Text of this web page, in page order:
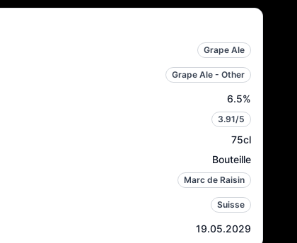
Grape Ale
Grape Ale - Other
6.5%
3.91/5
75cl
Bouteille
Marc de Raisin
Suisse
19.05.2029